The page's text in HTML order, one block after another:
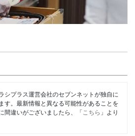
シプラス運営会社のセブンネットが独自に
す。最新情報と異なる可能性があることを
間違いがございましたら、「 こちら 」より